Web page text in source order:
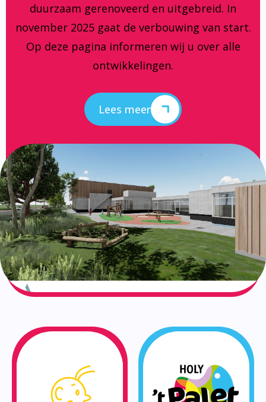
duurzaam gerenoveerd en uitgebreid. In
november 2025 gaat de verbouwing van start.
Op deze pagina informeren wij u over alle
ontwikkelingen.
Lees meer